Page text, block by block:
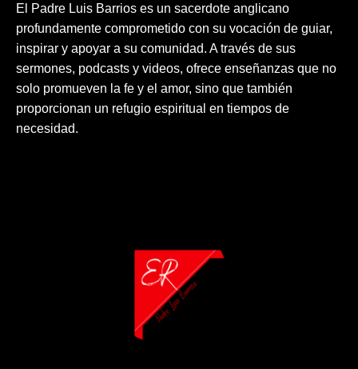
El Padre Luis Barrios es un sacerdote anglicano
profundamente comprometido con su vocación de guiar,
inspirar y apoyar a su comunidad. A través de sus
sermones, podcasts y videos, ofrece enseñanzas que no
solo promueven la fe y el amor, sino que también
proporcionan un refugio espiritual en tiempos de
necesidad.